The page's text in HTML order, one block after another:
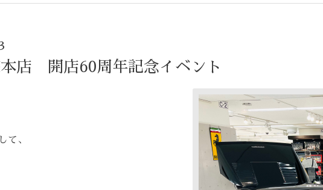
店 開店60周年記念イベント
て、